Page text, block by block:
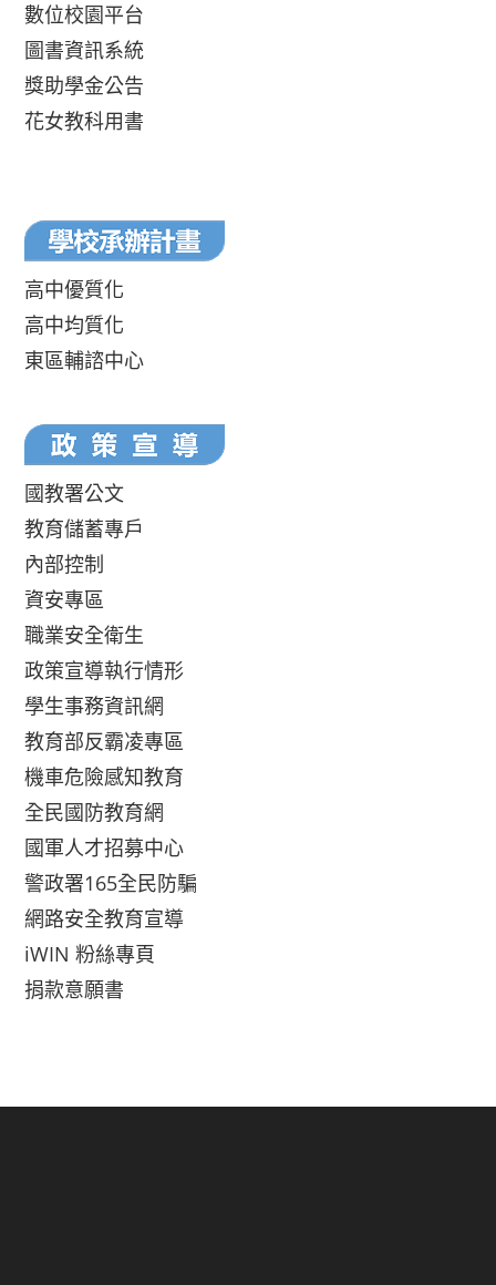
數位校園平台
圖書資訊系統
獎助學金公告
花女教科用書
高中優質化
高中均質化
東區輔諮中心
國教署公文
教育儲蓄專戶
內部控制
資安專區
職業安全衛生
政策宣導執行情形
學生事務資訊網
教育部反霸凌專區
機車危險感知教育
全民國防教育網
國軍人才招募中心
警政署165全民防騙
網路安全教育宣導
iWIN 粉絲專頁
捐款意願書